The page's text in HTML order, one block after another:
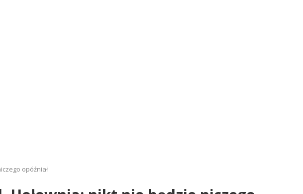
opóźniał